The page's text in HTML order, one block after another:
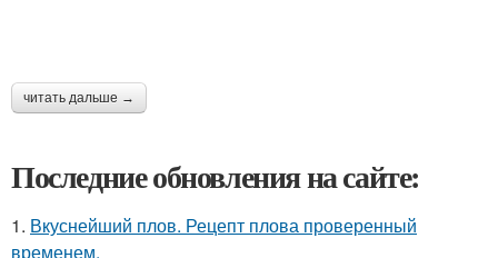
читать дальше →
Последние обновления на сайте:
1. Вкуснейший плов. Рецепт плова проверенный
временем.